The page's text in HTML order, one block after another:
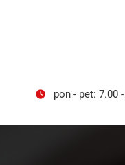
pon - pet: 7.00